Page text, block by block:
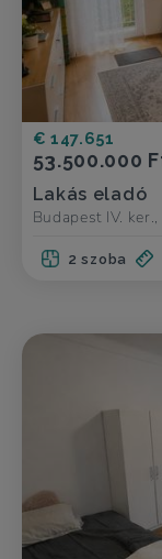
€ 147.651
53.500.000
Lakás eladó
Budapest IV.
2 szoba